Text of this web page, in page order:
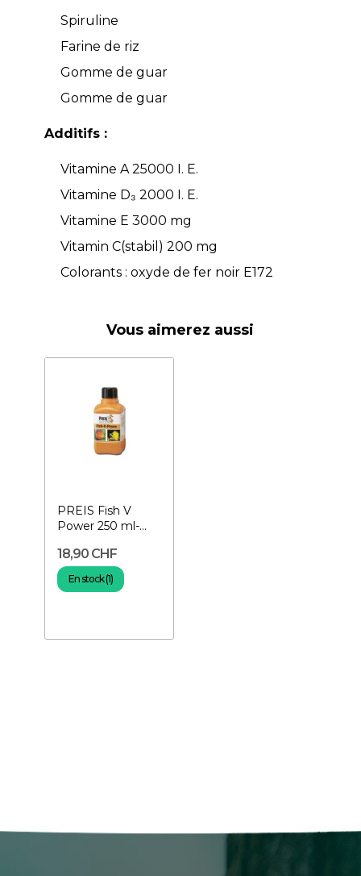
Spiruline
Farine de riz
Gomme de guar
Gomme de guar
Additifs :
Vitamine A 25000 I. E.
Vitamine D₃ 2000 I. E.
Vitamine E 3000 mg
Vitamin C(stabil) 200 mg
Colorants : oxyde de fer noir E172
Vous aimerez aussi
PREIS Fish V
Power 250 ml-
poissons
18,90 CHF
En stock (1)